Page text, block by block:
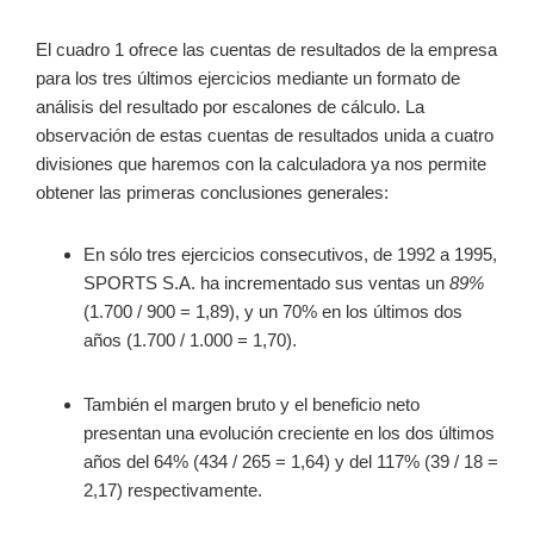
El cuadro 1 ofrece las cuentas de resultados de la empresa
para los tres últimos ejercicios mediante un formato de
análisis del resultado por escalones de cálculo. La
observación de estas cuentas de resultados unida a cuatro
divisiones que haremos con la calculadora ya nos permite
obtener las primeras conclusiones generales:
En sólo tres ejercicios consecutivos, de 1992 a 1995,
SPORTS S.A. ha incrementado sus ventas un 89%
(1.700 / 900 = 1,89), y un 70% en los últimos dos
años (1.700 / 1.000 = 1,70).
También el margen bruto y el beneficio neto
presentan una evolución creciente en los dos últimos
años del 64% (434 / 265 = 1,64) y del 117% (39 / 18 =
2,17) respectivamente.